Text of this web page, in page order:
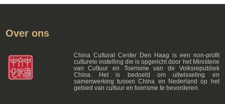
Over ons
China Cultural Center Den Haag is een non-profit
culturele instelling die is opgericht door het Ministerie
van Cultuur en Toerisme van de Volksrepubliek
China. Het is bedoeld om uitwisseling en
samenwerking tussen China en Nederland op het
gebied van cultuur en toerisme te bevorderen.